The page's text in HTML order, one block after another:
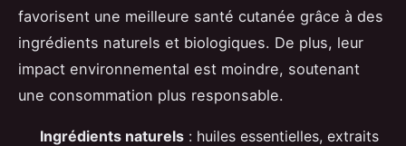
favorisent une meilleure santé cutanée grâce à des
ingrédients naturels et biologiques. De plus, leur
impact environnemental est moindre, soutenant
une consommation plus responsable.
Ingrédients naturels : huiles essentielles, extraits